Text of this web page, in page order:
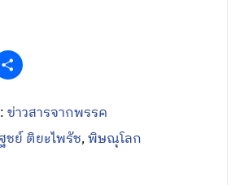
ข่าวสารจากพรรค
ชย์ ติยะไพรัช,พิษณุโลก